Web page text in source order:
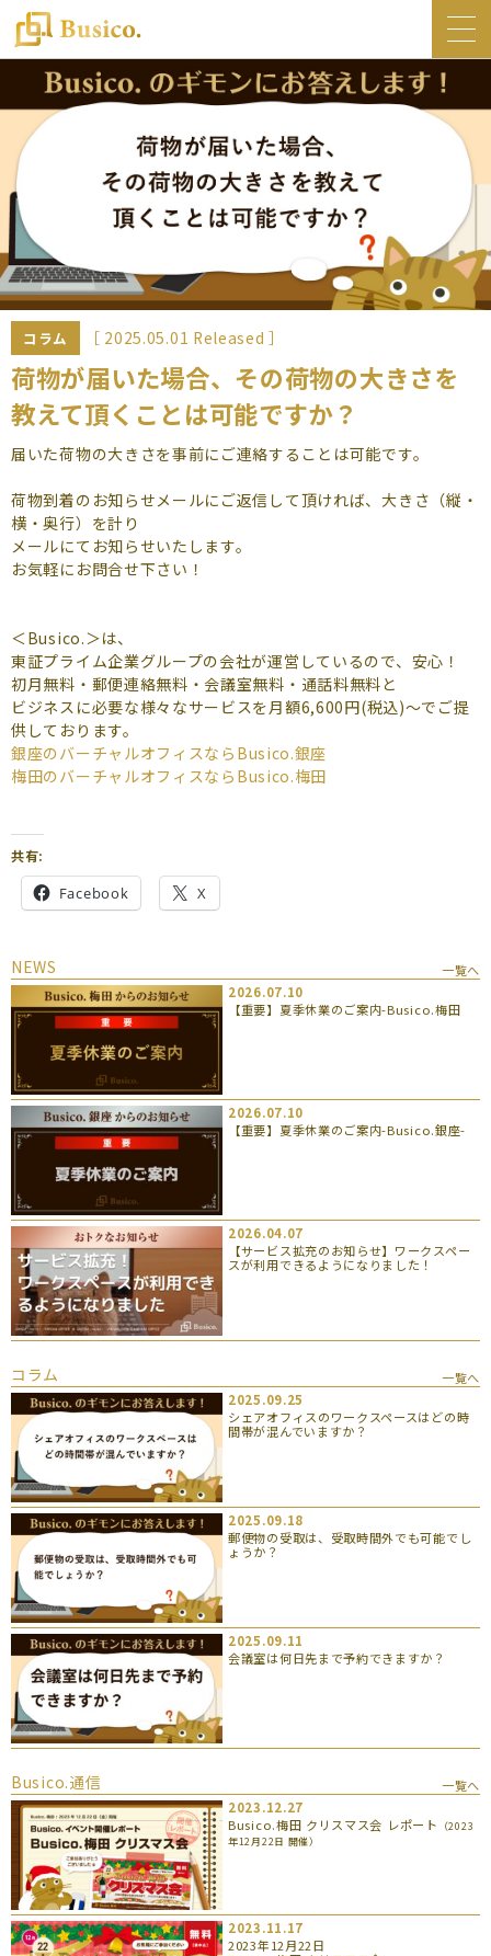
トップ
Busico.について
Busico.銀座
料金・サービス
お知らせ
NEWS
コラム
Busico.通信
よくあるご質問
コラム ［ 2025.05.01 Released ］
荷物が届いた場合、その荷物の大きさを
教えて頂くことは可能ですか？
届いた荷物の大きさを事前にご連絡することは可能です。
荷物到着のお知らせメールにご返信して頂ければ、大きさ（縦・
横・奥行）を計り
メールにてお知らせいたします。
お気軽にお問合せ下さい！
＜Busico.＞は、
東証プライム企業グループの会社が運営しているので、安心！
初月無料・郵便連絡無料・会議室無料・通話料無料と
ビジネスに必要な様々なサービスを月額6,600円(税込)～でご提
供しております。
銀座のバーチャルオフィスなら Busico.銀座
梅田のバーチャルオフィスなら Busico.梅田
共有:
Facebook X
NEWS
一覧へ
2026.07.10
【重要】夏季休業のご案内-Busico.梅田
2026.07.10
【重要】夏季休業のご案内-Busico.銀座-
2026.04.07
【サービス拡充のお知らせ】ワークスペー
スが利用できるようになりました！
コラム
一覧へ
2025.09.25
シェアオフィスのワークスペースはどの時
間帯が混んでいますか？
2025.09.18
郵便物の受取は、受取時間外でも可能でし
ょうか？
2025.09.11
会議室は何日先まで予約できますか？
Busico.通信
一覧へ
2023.12.27
Busico.梅田 クリスマス会 レポート
（2023
年12月22日 開催）
2023.11.17
2023年12月22日